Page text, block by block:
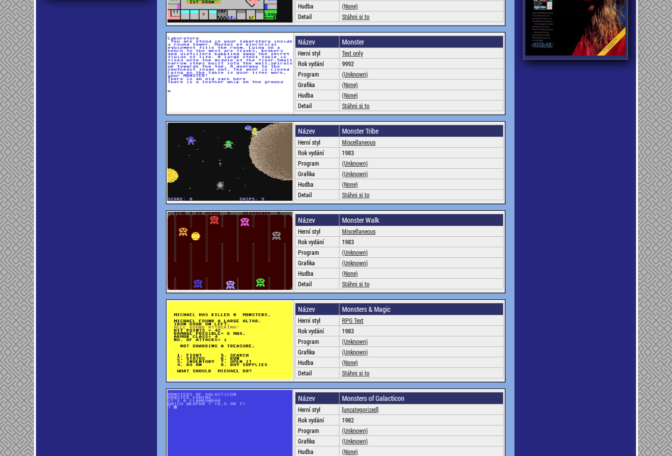
Hudba
(None)
Detail
Stáhni si to
Název Monster
Herní styl
Text only
Rok vydání
9992
Program
(Unknown)
Grafika
(None)
Hudba
(None)
Detail
Stáhni si to
Název Monster Tribe
Herní styl
Miscellaneous
Rok vydání
1983
Program
(Unknown)
Grafika
(Unknown)
Hudba
(None)
Detail
Stáhni si to
Název Monster Walk
Herní styl
Miscellaneous
Rok vydání
1983
Program
(Unknown)
Grafika
(Unknown)
Hudba
(None)
Detail
Stáhni si to
Název Monsters & Magic
Herní styl
RPG Text
Rok vydání
1983
Program
(Unknown)
Grafika
(Unknown)
Hudba
(None)
Detail
Stáhni si to
Název Monsters of Galacticon
Herní styl
[uncategorized]
Rok vydání
1982
Program
(Unknown)
Grafika
(Unknown)
Hudba
(None)